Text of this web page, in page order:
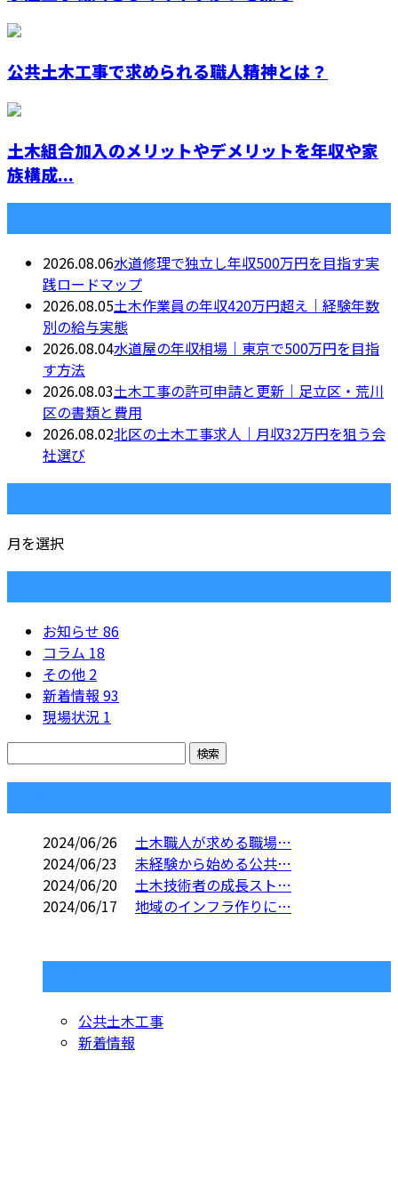
公共土木工事で求められる職人精神とは？
土木組合加入のメリットやデメリットを年収や家
族構成...
2026.08.06水道修理で独立し年収500万円を目指す実
践ロードマップ
2026.08.05土木作業員の年収420万円超え｜経験年数
別の給与実態
2026.08.04水道屋の年収相場｜東京で500万円を目指
す方法
2026.08.03土木工事の許可申請と更新｜足立区・荒川
区の書類と費用
2026.08.02北区の土木工事求人｜月収32万円を狙う会
社選び
月を選択
お知らせ 86
コラム 18
その他 2
新着情報 93
現場状況 1
2024/06/26
土木職人が求める職場…
2024/06/23
未経験から始める公共…
2024/06/20
土木技術者の成長スト…
2024/06/17
地域のインフラ作りに…
公共土木工事
新着情報